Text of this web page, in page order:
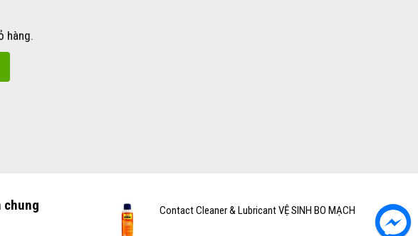
hàng.
chung Contact Cleaner & Lubricant VỆ SINH BO MẠCH